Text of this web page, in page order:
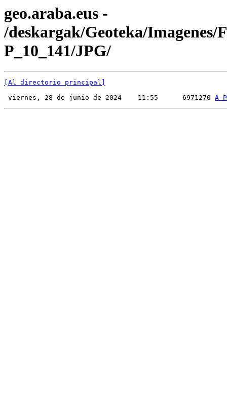
geo.araba.eus -
/deskargak/Geoteka/Imagenes/
P_10_141/JPG/
[Al directorio principal]
viernes, 28 de junio de 2024    11:55      6971270 A-